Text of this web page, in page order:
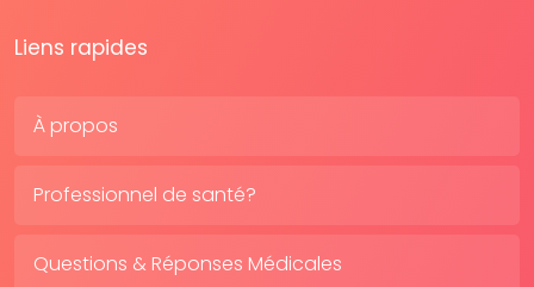
Liens rapides
À propos
Professionnel de santé?
Questions & Réponses Médicales